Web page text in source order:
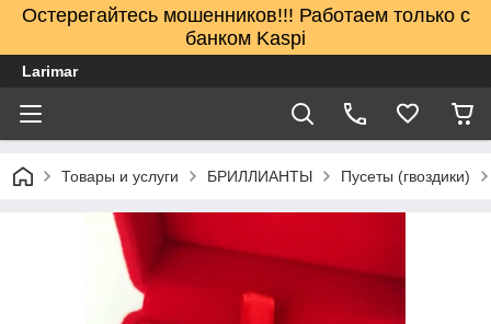
Остерегайтесь мошенников!!! Работаем только с
банком Kaspi
Larimar
Товары и услуги БРИЛЛИАНТЫ Пусеты (гвоздики)